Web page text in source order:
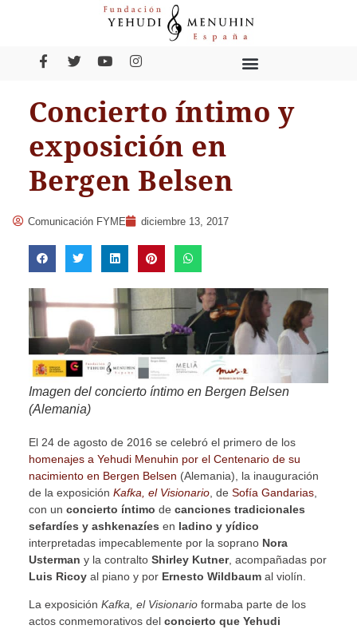
Concierto íntimo y
exposición en
Bergen Belsen
Comunicación FYME diciembre 13, 2017
Imagen del concierto íntimo en Bergen Belsen
(Alemania)
El 24 de agosto de 2016 se celebró el primero de los
homenajes a Yehudi Menuhin por el Centenario de su
nacimiento en Bergen Belsen (Alemania), la inauguración
de la exposición Kafka, el Visionario, de Sofía Gandarias,
con un concierto íntimo de canciones tradicionales
sefardíes y ashkenazíes en ladino y yídico
interpretadas impecablemente por la soprano Nora
Usterman y la contralto Shirley Kutner, acompañadas por
Luis Ricoyal piano y por Ernesto Wildbaumal violín.
La exposición Kafka, el Visionarioformaba parte de los
actos conmemorativos del concierto que Yehudi